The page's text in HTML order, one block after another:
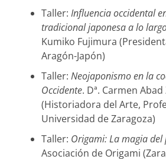
Taller: Influencia occidental
tradicional japonesa a lo
Kumiko Fujimura
Aragón-Japón)
Taller: Neojaponismo en la
Occidente. Dª. Carmen
(Historiadora del Arte,
Universidad de Zaragoza)
Taller: Origami: La magia del
Asociación de Origami